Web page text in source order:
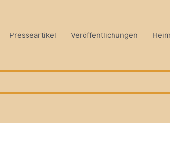
Presseartikel Veröffentlichungen